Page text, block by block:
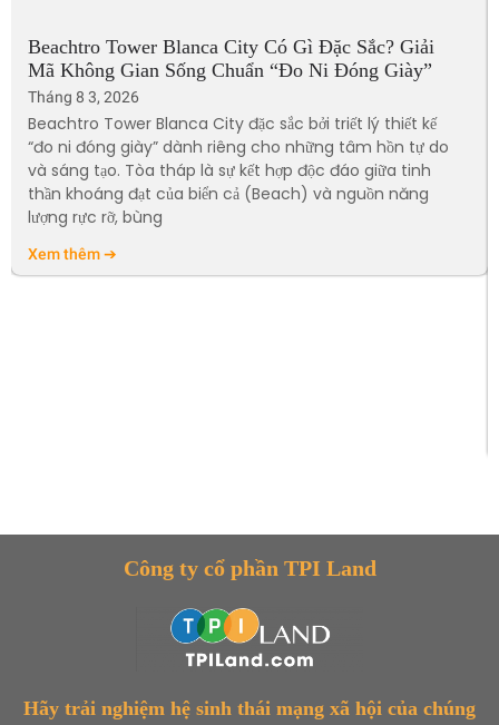
Beachtro Tower Blanca City Có Gì Đặc Sắc? Giải
Mã Không Gian Sống Chuẩn “Đo Ni Đóng Giày”
Tháng 8 3, 2026
Beachtro Tower Blanca City đặc sắc bởi triết lý thiết kế
“đo ni đóng giày” dành riêng cho những tâm hồn tự do
và sáng tạo. Tòa tháp là sự kết hợp độc đáo giữa tinh
thần khoáng đạt của biển cả (Beach) và nguồn năng
lượng rực rỡ, bùng
Xem thêm ➔
Công ty cổ phần TPI Land
Hãy trải nghiệm hệ sinh thái mạng xã hội của chúng